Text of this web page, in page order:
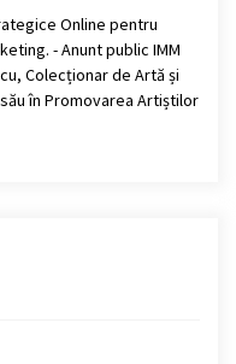
Online pentru
- Anunt public IMM
Colecționar de Artă și
în Promovarea Artiștilor